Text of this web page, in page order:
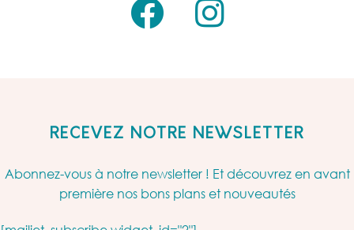
RECEVEZ NOTRE NEWSLETTER
Abonnez-vous à notre newsletter ! Et découvrez en avant
première nos bons plans et nouveautés